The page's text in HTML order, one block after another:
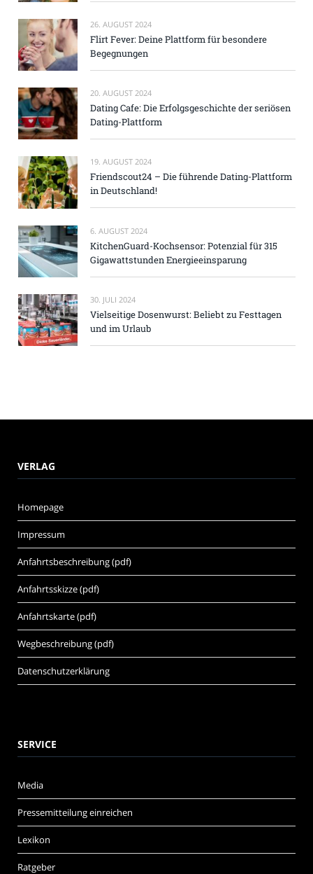
26. AUGUST 2024
Flirt Fever: Deine Plattform für besondere
Begegnungen
20. AUGUST 2024
Dating Cafe: Die Erfolgsgeschichte der seriösen
Dating-Plattform
19. AUGUST 2024
Friendscout24 – Die führende Dating-Plattform
in Deutschland!
6. AUGUST 2024
KitchenGuard-Kochsensor: Potenzial für 315
Gigawattstunden Energieeinsparung
30. JULI 2024
Vielseitige Dosenwurst: Beliebt zu Festtagen
und im Urlaub
VERLAG
Homepage
Impressum
Anfahrtsbeschreibung (pdf)
Anfahrtsskizze (pdf)
Anfahrtskarte (pdf)
Wegbeschreibung (pdf)
Datenschutzerklärung
SERVICE
Media
Pressemitteilung einreichen
Lexikon
Ratgeber